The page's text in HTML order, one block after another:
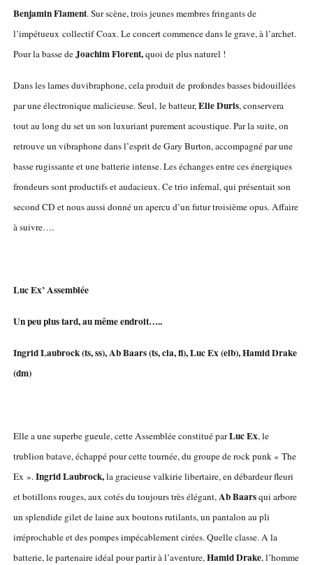
Benjamin Flament. Sur scène, trois jeunes membres fringants de
l’impétueux collectif Coax. Le concert commence dans le grave, à l’archet.
Pour la basse deJoachim Florent,quoi de plus naturel !
Dans les lames duvibraphone, cela produit de profondes basses bidouillées
par une électronique malicieuse. Seul, le batteur,Elie Duris, conservera
tout au long du set un son luxuriant purement acoustique. Par la suite, on
retrouve un vibraphone dans l’esprit de Gary Burton, accompagné par une
basse rugissante et une batterie intense. Les échanges entre ces énergiques
frondeurs sont productifs et audacieux. Ce trio infernal, qui présentait son
second CD et nous aussi donné un apercu d’un futur troisième opus. Affaire
à suivre….
Luc Ex’ Assemblée
Un peu plus tard, au même endroit…..
Ingrid Laubrock (ts, ss), Ab Baars (ts, cla, fl), Luc Ex (elb), Hamid Drake
(dm)
Elle a une superbe gueule, cette Assemblée constitué parLuc Ex, le
trublion batave, échappé pour cette tournée, du groupe de rock punk « The
Ex ».Ingrid Laubrock,la gracieuse valkirie libertaire, en débardeur fleuri
et botillons rouges, aux cotés du toujours très élégant,Ab Baarsqui arbore
un splendide gilet de laine aux boutons rutilants, un pantalon au pli
irréprochable et des pompes impécablement cirées. Quelle classe. A la
batterie, le partenaire idéal pour partir à l’aventure,Hamid Drake, l’homme